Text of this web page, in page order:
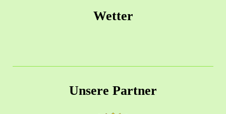
Wetter
Unsere Partner